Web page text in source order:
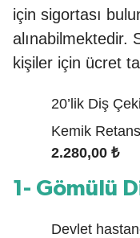
için sigortası
alınabilmektedir.
kişiler için ücret
20’lik Diş
Kemik
2.280,00 ₺
1- Gömülü
Devlet